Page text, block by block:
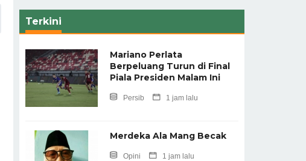
Terkini
Mariano Perlata
Berpeluang Turun di Final
Piala Presiden Malam Ini
Persib 1 jam lalu
Merdeka Ala Mang Becak
Opini 1 jam lalu